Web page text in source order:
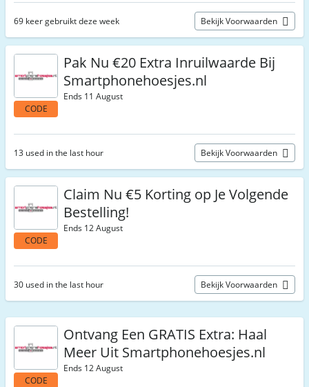
69 keer gebruikt deze week Bekijk Voorwaarden
CODE
Pak Nu €20 Extra Inruilwaarde Bij
Smartphonehoesjes.nl
Ends 11 August
13 used in the last hour Bekijk Voorwaarden
CODE
Claim Nu €5 Korting op Je Volgende
Bestelling!
Ends 12 August
30 used in the last hour Bekijk Voorwaarden
CODE
Ontvang Een GRATIS Extra: Haal
Meer Uit Smartphonehoesjes.nl
Ends 12 August